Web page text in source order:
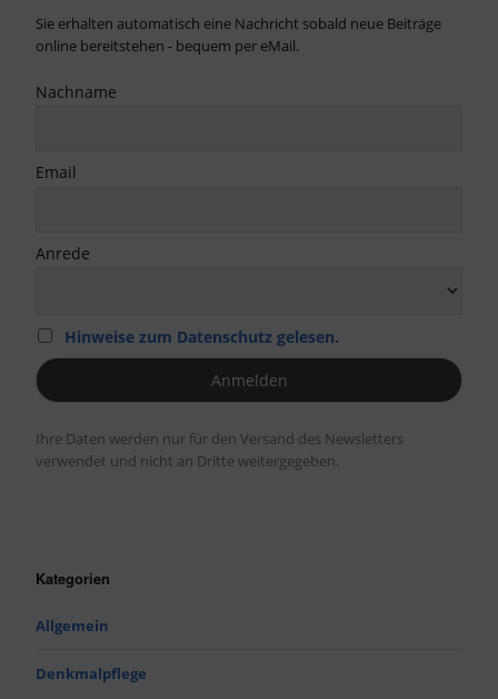
Sie erhalten automatisch eine Nachricht sobald neue Beiträge
online bereitstehen - bequem per eMail.
Nachname
Email
Anrede
Hinweise zum Datenschutz gelesen.
Ihre Daten werden nur für den Versand des Newsletters
verwendet und nicht an Dritte weitergegeben.
Kategorien
Allgemein
Denkmalpflege